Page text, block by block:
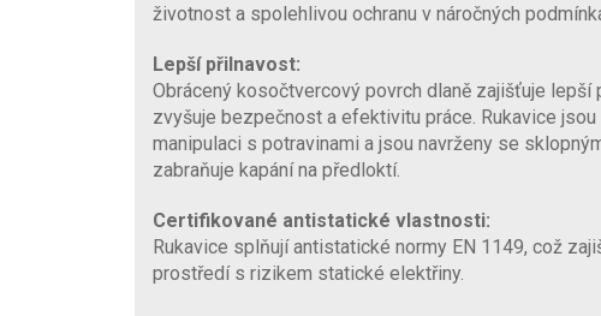
životnost a spolehlivou ochranu v náročných
Lepší přilnavost:
Obrácený kosočtvercový povrch dlaně zajišťuje lepší
zvyšuje bezpečnost a efektivitu práce. Rukavice
manipulaci s potravinami a jsou navrženy se
zabraňuje kapání na předloktí.
Certifikované antistatické vlastnosti:
Rukavice splňují antistatické normy EN 1149, což
prostředí s rizikem statické elektřiny.